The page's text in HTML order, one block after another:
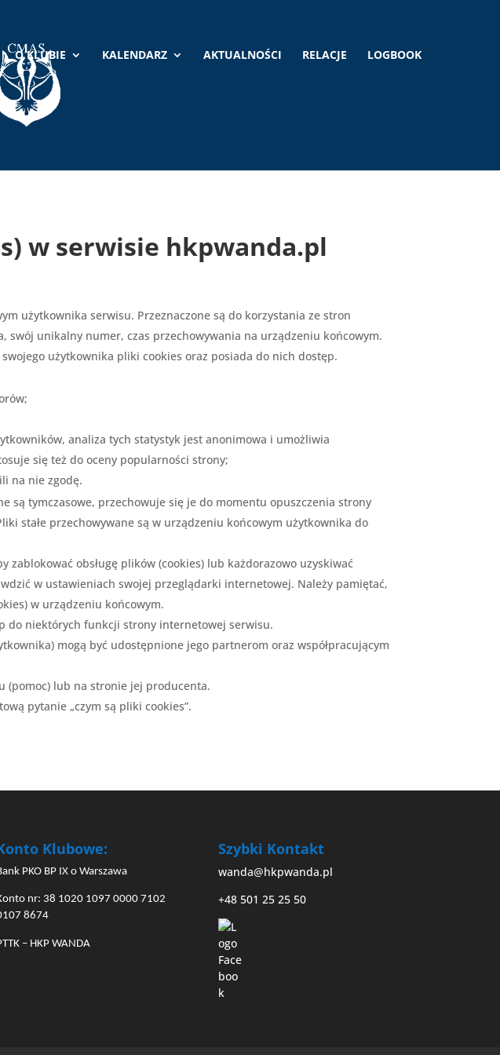
O KLUBIE KALENDARZ AKTUALNOŚCI RELACJE LOGBOOK
w serwisie hkpwanda.pl
użytkownika serwisu. Przeznaczone są do korzystania ze stron
unikalny numer, czas przechowywania na urządzeniu końcowym.
użytkownika pliki cookies oraz posiada do nich dostęp.
analiza tych statystyk jest anonimowa i umożliwia
się też do oceny popularności strony;
na nie zgodę.
są tymczasowe, przechowuje się je do momentu opuszczenia strony
stałe przechowywane są w urządzeniu końcowym użytkownika do
obsługę plików (cookies) lub każdorazowo uzyskiwać
w ustawieniach swojej przeglądarki internetowej. Należy pamiętać,
w urządzeniu końcowym.
do niektórych funkcji strony internetowej serwisu.
mogą być udostępnione jego partnerom oraz współpracującym
(pomoc) lub na stronie jej producenta.
pytanie „czym są pliki cookies”.
Klubowe:
PKO BP IX o Warszawa
nr: 38 1020 1097 0000 7102
8674
– HKP WANDA
Szybki Kontakt
wanda@hkpwanda.pl
+48 501 25 25 50